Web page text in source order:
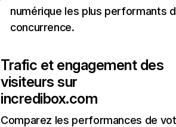
numérique les plus performants
concurrence.
Trafic et engagement des
visiteurs sur
incredibox.com
Comparez les performances de